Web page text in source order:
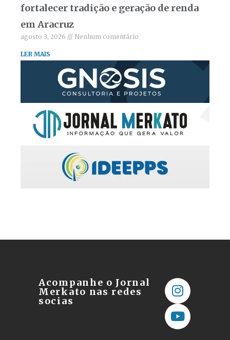
fortalecer tradição e geração de renda
em Aracruz
agosto 3, 2026 Nenhum comentário
LER MAIS
Acompanhe o Jornal
Merkato nas redes
socias